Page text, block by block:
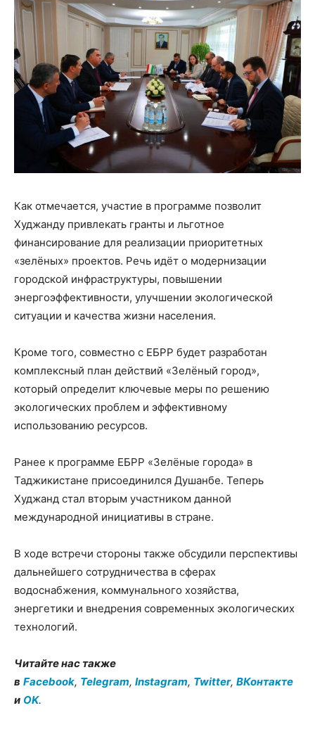
Как отмечается, участие в программе позволит
Худжанду привлекать гранты и льготное
финансирование для реализации приоритетных
«зелёных» проектов. Речь идёт о модернизации
городской инфраструктуры, повышении
энергоэффективности, улучшении экологической
ситуации и качества жизни населения.
Кроме того, совместно с ЕБРР будет разработан
комплексный план действий «Зелёный город»,
который определит ключевые меры по решению
экологических проблем и эффективному
использованию ресурсов.
Ранее к программе ЕБРР «Зелёные города» в
Таджикистане присоединился Душанбе. Теперь
Худжанд стал вторым участником данной
международной инициативы в стране.
В ходе встречи стороны также обсудили перспективы
дальнейшего сотрудничества в сферах
водоснабжения, коммунального хозяйства,
энергетики и внедрения современных экологических
технологий.
Читайте нас также
в Facebook, Telegram, Instagram, Twitter, ВКонтакте
и OK.